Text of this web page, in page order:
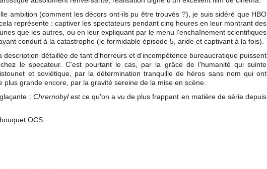
ambition (comment les décors ont-ils pu être trouvés ?), je suis sidéré que HBO
représente : captiver les spectateurs pendant cinq heures en leur montrant des
que les autres, ou en leur expliquant par le menu l'enchaînement scientifiques
conduit à la catastrophe (le formidable épisode 5, aride et captivant à la fois).
description détaillée de tant d'horreurs et d'incompétence bureaucratique puissent
le specateur. C'est pourtant le cas, par la grâce de l'humanité qui suinte
et soviétique, par la détermination tranquille de héros sans nom qui ont
plus grande encore, par la gravité sereine de la mise en scène.
: Chrernobylest ce qu'on a vu de plus frappant en matière de série depuis
OCS.